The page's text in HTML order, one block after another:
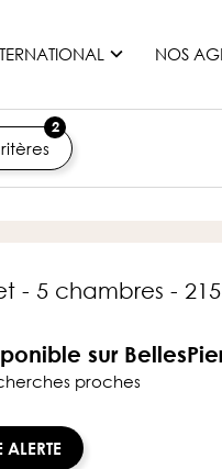
France
Maurice
Espagne
Suisse
Tous les pays
NOS
2
- 5 chambres -
sur
proches
ALERTE